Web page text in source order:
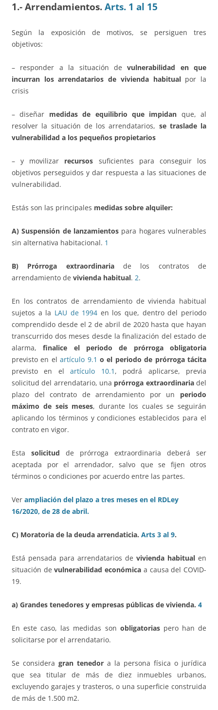
1.- Arrendamientos. Arts. 1 al 15
Según la exposición de motivos, se persiguen tres
objetivos:
– responder a la situación devulnerabilidad en que
incurran los arrendatarios de vivienda habitualpor la
crisis
– diseñar medidas de equilibrio que impidan que, al
resolver la situación de los arrendatarios, se traslade la
vulnerabilidad a los pequeños propietarios
– y movilizar recursos suficientes para conseguir los
objetivos perseguidos y dar respuesta a las situaciones de
vulnerabilidad.
Estás son las principales medidas sobre alquiler:
A) Suspensión de lanzamientos para hogares vulnerables
sin alternativa habitacional. 1
B) Prórroga extraordinariade los contratos de
arrendamiento de vivienda habitual. 2.
En los contratos de arrendamiento de vivienda habitual
sujetos a la LAU de 1994 en los que, dentro del periodo
comprendido desde el 2 de abril de 2020 hasta que hayan
transcurrido dos meses desde la finalización del estado de
alarma,finalice el periodo de prórroga obligatoria
previsto en elartículo 9.1 o el periodo de prórroga tácita
previsto en elartículo 10.1 , podrá aplicarse, previa
solicitud del arrendatario, una prórroga extraordinariadel
plazo del contrato de arrendamiento por un periodo
máximo de seis meses, durante los cuales se seguirán
aplicando los términos y condiciones establecidos para el
contrato en vigor.
Esta solicitud de prórroga extraordinaria deberá ser
aceptada por el arrendador, salvo que se fijen otros
términos o condiciones por acuerdo entre las partes.
Ver ampliación del plazo a tres meses en el RDLey
16/2020, de 28 de abril.
C) Moratoria de la deuda arrendaticia. Arts 3 al 9.
Está pensada para arrendatarios de vivienda habitual en
situación devulnerabilidad económica a causa del COVID-
19.
a) Grandes tenedores y empresas públicas de vivienda. 4
En este caso, las medidas son obligatoriaspero han de
solicitarse por el arrendatario.
Se considera gran tenedor a la persona física o jurídica
que sea titular de más de diez inmuebles urbanos,
excluyendo garajes y trasteros, o una superficie construida
de más de 1.500 m2.